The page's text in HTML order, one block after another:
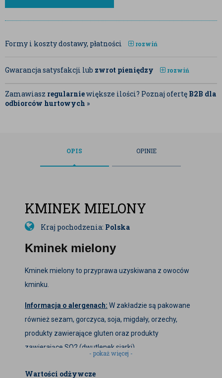
Formy i koszty dostawy, płatności rozwiń
Gwarancja satysfakcji lub zwrot pieniędzy rozwiń
Zamawiasz regularniewiększe ilości? Poznaj ofertę B2B dla
odbiorców hurtowych »
OPIS OPINIE
KMINEK MIELONY
Kraj pochodzenia: Polska
Kminek mielony
Kminek mielony to przyprawa uzyskiwana z owoców
kminku.
Informacja o alergenach: W zakładzie są pakowane
również sezam, gorczyca, soja, migdały, orzechy,
produkty zawierające gluten oraz produkty
zawierające SO2 (dwutlenek siarki).
- pokaż więcej -
Wartości odżywcze